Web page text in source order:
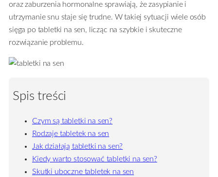
oraz zaburzenia hormonalne sprawiają, że zasypianie i
utrzymanie snu staje się trudne. W takiej sytuacji wiele osób
sięga po tabletki na sen, licząc na szybkie i skuteczne
rozwiązanie problemu.
Spis treści
Czym są tabletki na sen?
Rodzaje tabletek na sen
Jak działają tabletki na sen?
Kiedy warto stosować tabletki na sen?
Skutki uboczne tabletek na sen